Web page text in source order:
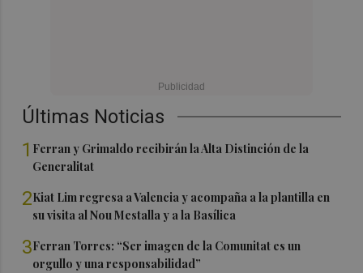
Últimas Noticias
1 Ferran y Grimaldo recibirán la Alta Distinción de la
Generalitat
2Kiat Lim regresa a Valencia y acompaña a la plantilla en
su visita al Nou Mestalla y a la Basílica
3Ferran Torres: “Ser imagen de la Comunitat es un
orgullo y una responsabilidad”